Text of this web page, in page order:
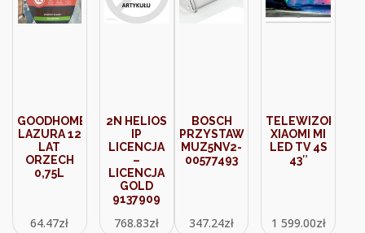
GOODHOME
LAZURA 12
LAT
ORZECH
0,75L
64.47zł
2N HELIOS
IP
LICENCJA
–
LICENCJA
GOLD
9137909
768.83zł
BOSCH
PRZYSTAWKA
MUZ5NV2-
00577493
347.24zł
TELEWIZOR
XIAOMI MI
LED TV 4S
43″
1 599.00zł